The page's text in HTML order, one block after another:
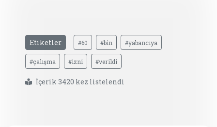
Etiketler #60 #bin #yabancıya
#çalışma #izni #verildi
İçerik 3420 kez listelendi